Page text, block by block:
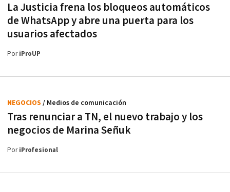
La Justicia frena los bloqueos automáticos
de WhatsApp y abre una puerta para los
usuarios afectados
PoriProUP
Tras renunciar a TN, el nuevo trabajo y los
negocios de Marina Señuk
NEGOCIOS / Medios de comunicación
PoriProfesional